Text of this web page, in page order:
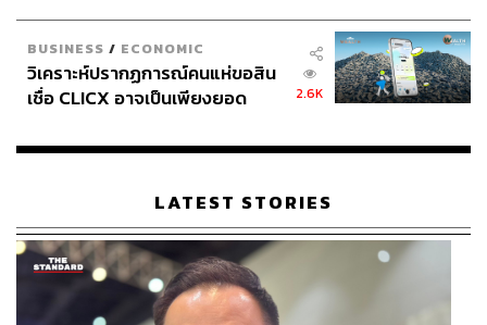
BUSINESS / ECONOMIC
วิเคราะห์ปรากฏการณ์คนแห่ขอสิน
เชื่อ CLICX อาจเป็นเพียงยอด
เรือนไทยที่ถูกซุกไว้
2.6K
LATEST STORIES